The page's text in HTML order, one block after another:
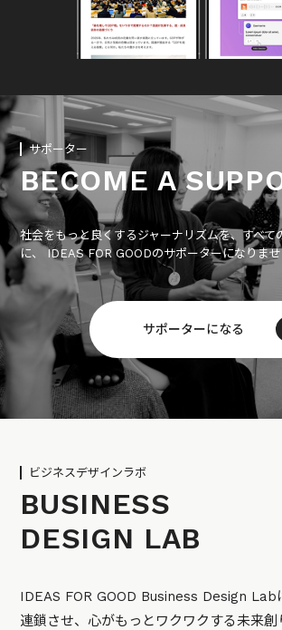
サポーター
BECOME A
社会をもっと良くするジャーナリズムを、すべて
に、 IDEAS FOR GOODのサポーターになりませ
サポーターになる
ビジネスデザインラボ
BUSINESS
DESIGN LAB
IDEAS FOR GOOD Business Design Lab
連鎖させ、心がもっとワクワクする未来創